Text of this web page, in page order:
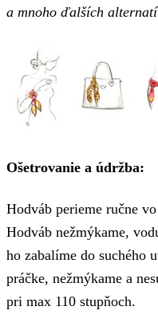
a mnoho ďalších
Ošetrovanie a údržba:
Hodváb perieme ručne
Hodváb nežmýkame,
ho zabalíme do suchého
práčke, nežmýkame a
pri max 110 stupňoch.